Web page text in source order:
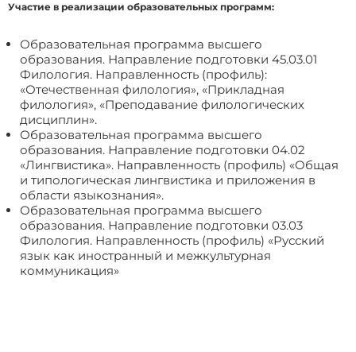
Участие в реализации образовательных программ:
Образовательная программа высшего
образования. Направление подготовки 45.03.01
Филология. Направленность (профиль):
«Отечественная филология», «Прикладная
филология», «Преподавание филологических
дисциплин».
Образовательная программа высшего
образования. Направление подготовки 04.02
«Лингвистика». Направленность (профиль) «Общая
и типологическая лингвистика и приложения в
области языкознания».
Образовательная программа высшего
образования. Направление подготовки 03.03
Филология. Направленность (профиль) «Русский
язык как иностранный и межкультурная
коммуникация»